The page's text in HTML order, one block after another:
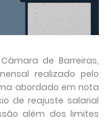
de Barreiras,
realizado pelo
abordado em nota
de reajuste salarial
além dos limites